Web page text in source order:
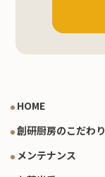
HOME
創研厨房のこだわり
メンテナンス